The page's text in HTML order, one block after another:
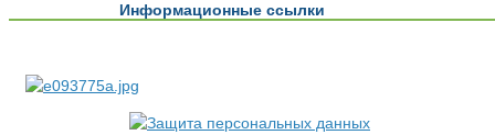
Информационные ссылки